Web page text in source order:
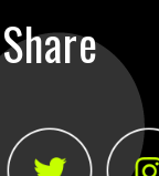
Share